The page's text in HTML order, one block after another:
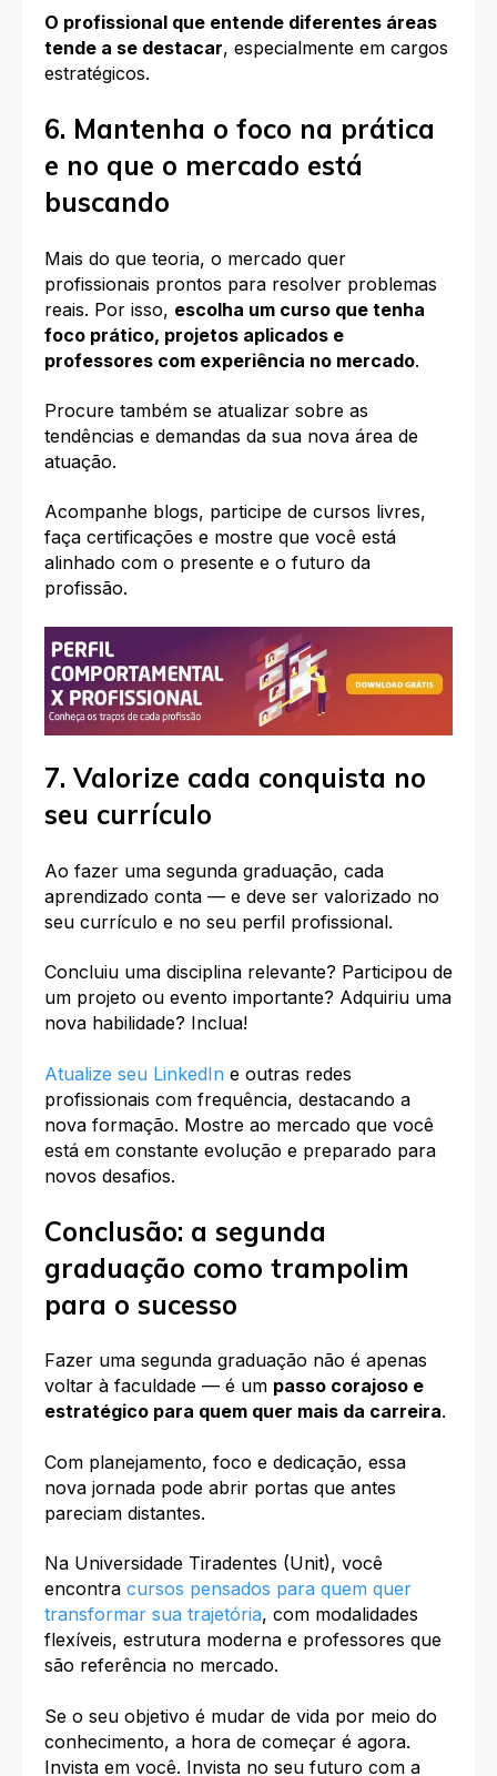
O profissional que entende diferentes áreas
tende a se destacar, especialmente em cargos
estratégicos.
6. Mantenha o foco na prática
e no que o mercado está
buscando
Mais do que teoria, o mercado quer
profissionais prontos para resolver problemas
reais. Por isso, escolha um curso que tenha
foco prático, projetos aplicados e
professores com experiência no mercado.
Procure também se atualizar sobre as
tendências e demandas da sua nova área de
atuação.
Acompanhe blogs, participe de cursos livres,
faça certificações e mostre que você está
alinhado com o presente e o futuro da
profissão.
7. Valorize cada conquista no
seu currículo
Ao fazer uma segunda graduação, cada
aprendizado conta — e deve ser valorizado no
seu currículo e no seu perfil profissional.
Concluiu uma disciplina relevante? Participou de
um projeto ou evento importante? Adquiriu uma
nova habilidade? Inclua!
Atualize seu LinkedIn e outras redes
profissionais com frequência, destacando a
nova formação. Mostre ao mercado que você
está em constante evolução e preparado para
novos desafios.
Conclusão: a segunda
graduação como trampolim
para o sucesso
Fazer uma segunda graduação não é apenas
voltar à faculdade — é um passo corajoso e
estratégico para quem quer mais da carreira.
Com planejamento, foco e dedicação, essa
nova jornada pode abrir portas que antes
pareciam distantes.
Na Universidade Tiradentes (Unit), você
encontra cursos pensados para quem quer
transformar sua trajetória, com modalidades
flexíveis, estrutura moderna e professores que
são referência no mercado.
Se o seu objetivo é mudar de vida por meio do
conhecimento, a hora de começar é agora.
Invista em você. Invista no seu futuro com a